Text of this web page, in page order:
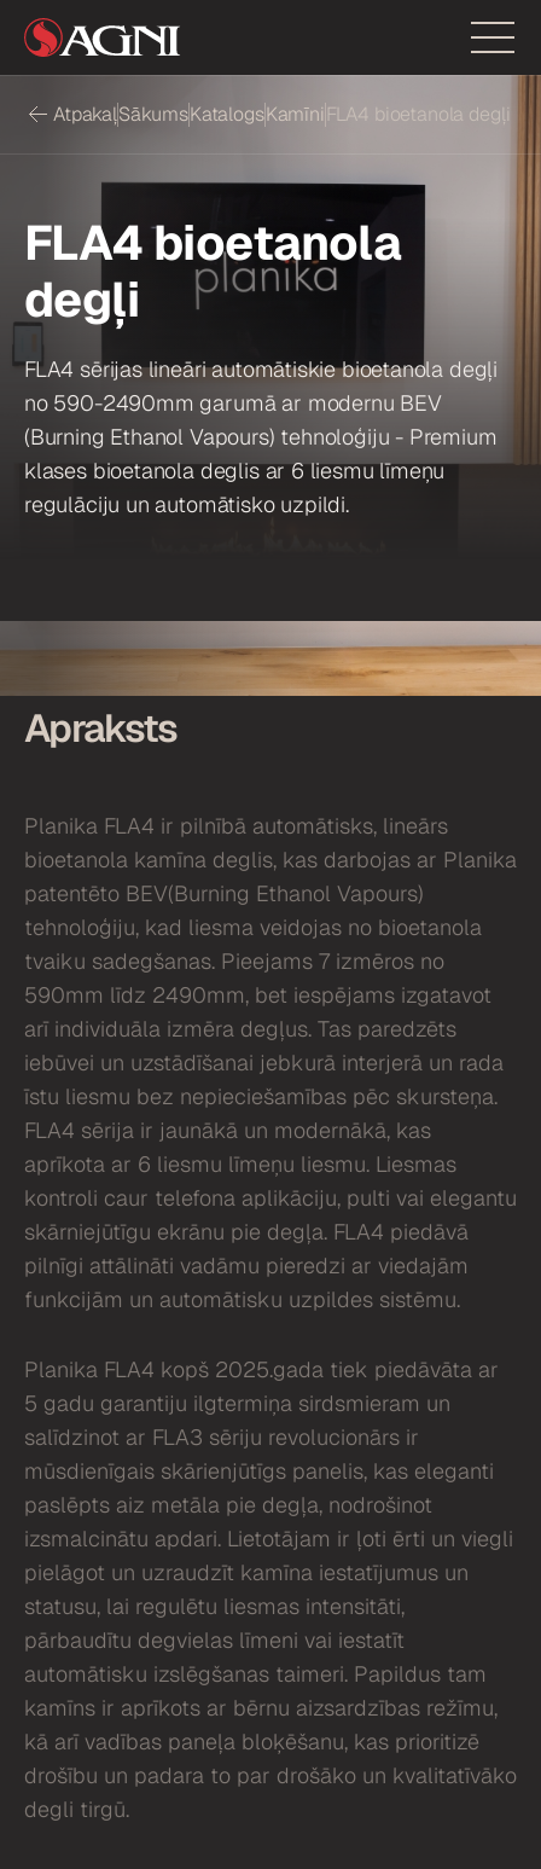
AtpakaļSākumsKatalogsKamīni FLA4 bioetanola degļi
FLA4 bioetanola
degļi
FLA4 sērijas lineāri automātiskie bioetanola degļi
no 590-2490mm garumā ar modernu BEV
(Burning Ethanol Vapours) tehnoloģiju - Premium
klases bioetanola deglis ar 6 liesmu līmeņu
regulāciju un automātisko uzpildi.
Apraksts
Planika FLA4 ir pilnībā automātisks, lineārs
bioetanola kamīna deglis, kas darbojas ar Planika
patentēto BEV(Burning Ethanol Vapours)
tehnoloģiju, kad liesma veidojas no bioetanola
tvaiku sadegšanas. Pieejams 7 izmēros no
590mm līdz 2490mm, bet iespējams izgatavot
arī individuāla izmēra degļus. Tas paredzēts
iebūvei un uzstādīšanai jebkurā interjerā un rada
īstu liesmu bez nepieciešamības pēc skursteņa.
FLA4 sērija ir jaunākā un modernākā, kas
aprīkota ar 6 liesmu līmeņu liesmu. Liesmas
kontroli caur telefona aplikāciju, pulti vai elegantu
skārniejūtīgu ekrānu pie degļa. FLA4 piedāvā
pilnīgi attālināti vadāmu pieredzi ar viedajām
funkcijām un automātisku uzpildes sistēmu.
Planika FLA4 kopš 2025.gada tiek piedāvāta ar
5 gadu garantiju ilgtermiņa sirdsmieram un
salīdzinot ar FLA3 sēriju revolucionārs ir
mūsdienīgais skārienjūtīgs panelis, kas eleganti
paslēpts aiz metāla pie degļa, nodrošinot
izsmalcinātu apdari. Lietotājam ir ļoti ērti un viegli
pielāgot un uzraudzīt kamīna iestatījumus un
statusu, lai regulētu liesmas intensitāti,
pārbaudītu degvielas līmeni vai iestatīt
automātisku izslēgšanas taimeri. Papildus tam
kamīns ir aprīkots ar bērnu aizsardzības režīmu,
kā arī vadības paneļa bloķēšanu, kas prioritizē
drošību un padara to par drošāko un kvalitatīvāko
degli tirgū.